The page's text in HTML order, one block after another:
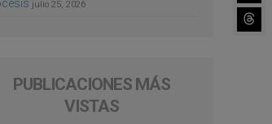
julio 25, 2026
PUBLICACIONES MÁS
VISTAS